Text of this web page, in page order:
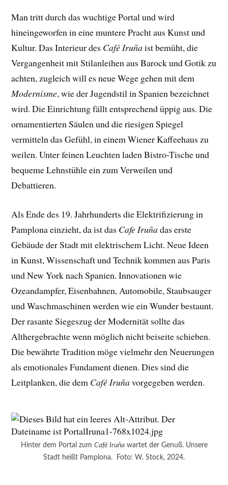
Man tritt durch das wuchtige Portal und wird
hineingeworfen in eine muntere Pracht aus Kunst und
Kultur. Das Interieur des Café Iruñaist bemüht, die
Vergangenheit mit Stilanleihen aus Barock und Gotik zu
achten, zugleich will es neue Wege gehen mit dem
Modernisme, wie der Jugendstil in Spanien bezeichnet
wird. Die Einrichtung fällt entsprechend üppig aus. Die
ornamentierten Säulen und die riesigen Spiegel
vermitteln das Gefühl, in einem Wiener Kaffeehaus zu
weilen. Unter feinen Leuchten laden Bistro-Tische und
bequeme Lehnstühle ein zum Verweilen und
Debattieren.
Als Ende des 19. Jahrhunderts die Elektrifizierung in
Pamplona einzieht, da ist das Cafe Iruñadas erste
Gebäude der Stadt mit elektrischem Licht. Neue Ideen
in Kunst, Wissenschaft und Technik kommen aus Paris
und New York nach Spanien. Innovationen wie
Ozeandampfer, Eisenbahnen, Automobile, Staubsauger
und Waschmaschinen werden wie ein Wunder bestaunt.
Der rasante Siegeszug der Modernität sollte das
Althergebrachte wenn möglich nicht beiseite schieben.
Die bewährte Tradition möge vielmehr den Neuerungen
als emotionales Fundament dienen. Dies sind die
Leitplanken, die dem Café Iruñavorgegeben werden.
Hinter dem Portal zum Café Iruñawartet der Genuß. Unsere
Stadt heißt Pamplona. Foto: W. Stock, 2024.